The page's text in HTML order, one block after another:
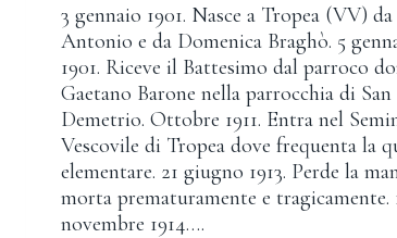
3 gennaio 1901. Nasce a Tropea (VV) da
Antonio e da Domenica Braghò. 5
1901. Riceve il Battesimo dal parroco
Gaetano Barone nella parrocchia di San
Demetrio. Ottobre 1911. Entra nel
Vescovile di Tropea dove frequenta la
elementare. 21 giugno 1913. Perde la
morta prematuramente e tragicamente.
novembre 1914….